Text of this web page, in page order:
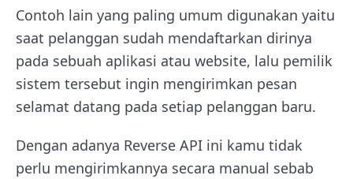
Contoh lain yang paling umum digunakan yaitu
saat pelanggan sudah mendaftarkan dirinya
pada sebuah aplikasi atau website, lalu pemilik
sistem tersebut ingin mengirimkan pesan
selamat datang pada setiap pelanggan baru.
Dengan adanya Reverse API ini kamu tidak
perlu mengirimkannya secara manual sebab